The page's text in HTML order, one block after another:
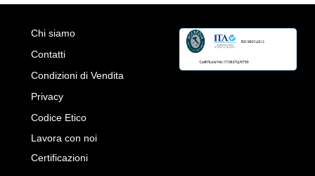
Chi siamo
Contatti
Condizioni di Vendita
Privacy
Codice Etico
Lavora con noi
Certificazioni